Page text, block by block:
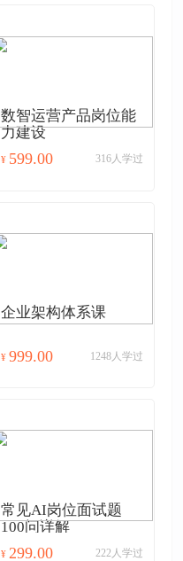
数智运营产品岗位能
力建设
¥ 599.00 316人学过
企业架构体系课
¥ 999.00 1248人学过
常见AI岗位面试题
100问详解
¥ 299.00 222人学过